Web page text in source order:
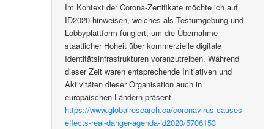
Im Kontext der Corona-Zertifikate möchte ich auf
ID2020 hinweisen, welches als Testumgebung und
Lobbyplattform fungiert, um die Übernahme
staatlicher Hoheit über kommerzielle digitale
Identitätsinfrastrukturen voranzutreiben. Während
dieser Zeit waren entsprechende Initiativen und
Aktivitäten dieser Organisation auch in
europäischen Ländern präsent.
https://www.globalresearch.ca/coronavirus-causes-
effects-real-danger-agenda-id2020/5706153